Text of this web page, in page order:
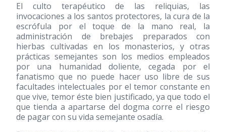
El culto terapéutico de las reliquias, las
invocaciones a los santos protectores, la cura de la
escrófula por el toque de la mano real, la
administración de brebajes preparados con
hierbas cultivadas en los monasterios, y otras
prácticas semejantes son los medios empleados
por una humanidad doliente, cegada por el
fanatismo que no puede hacer uso libre de sus
facultades intelectuales por el temor constante en
que vive, temor éste bien justificado, ya que todo el
que tienda a apartarse del dogma corre el riesgo
de pagar con su vida semejante osadía.